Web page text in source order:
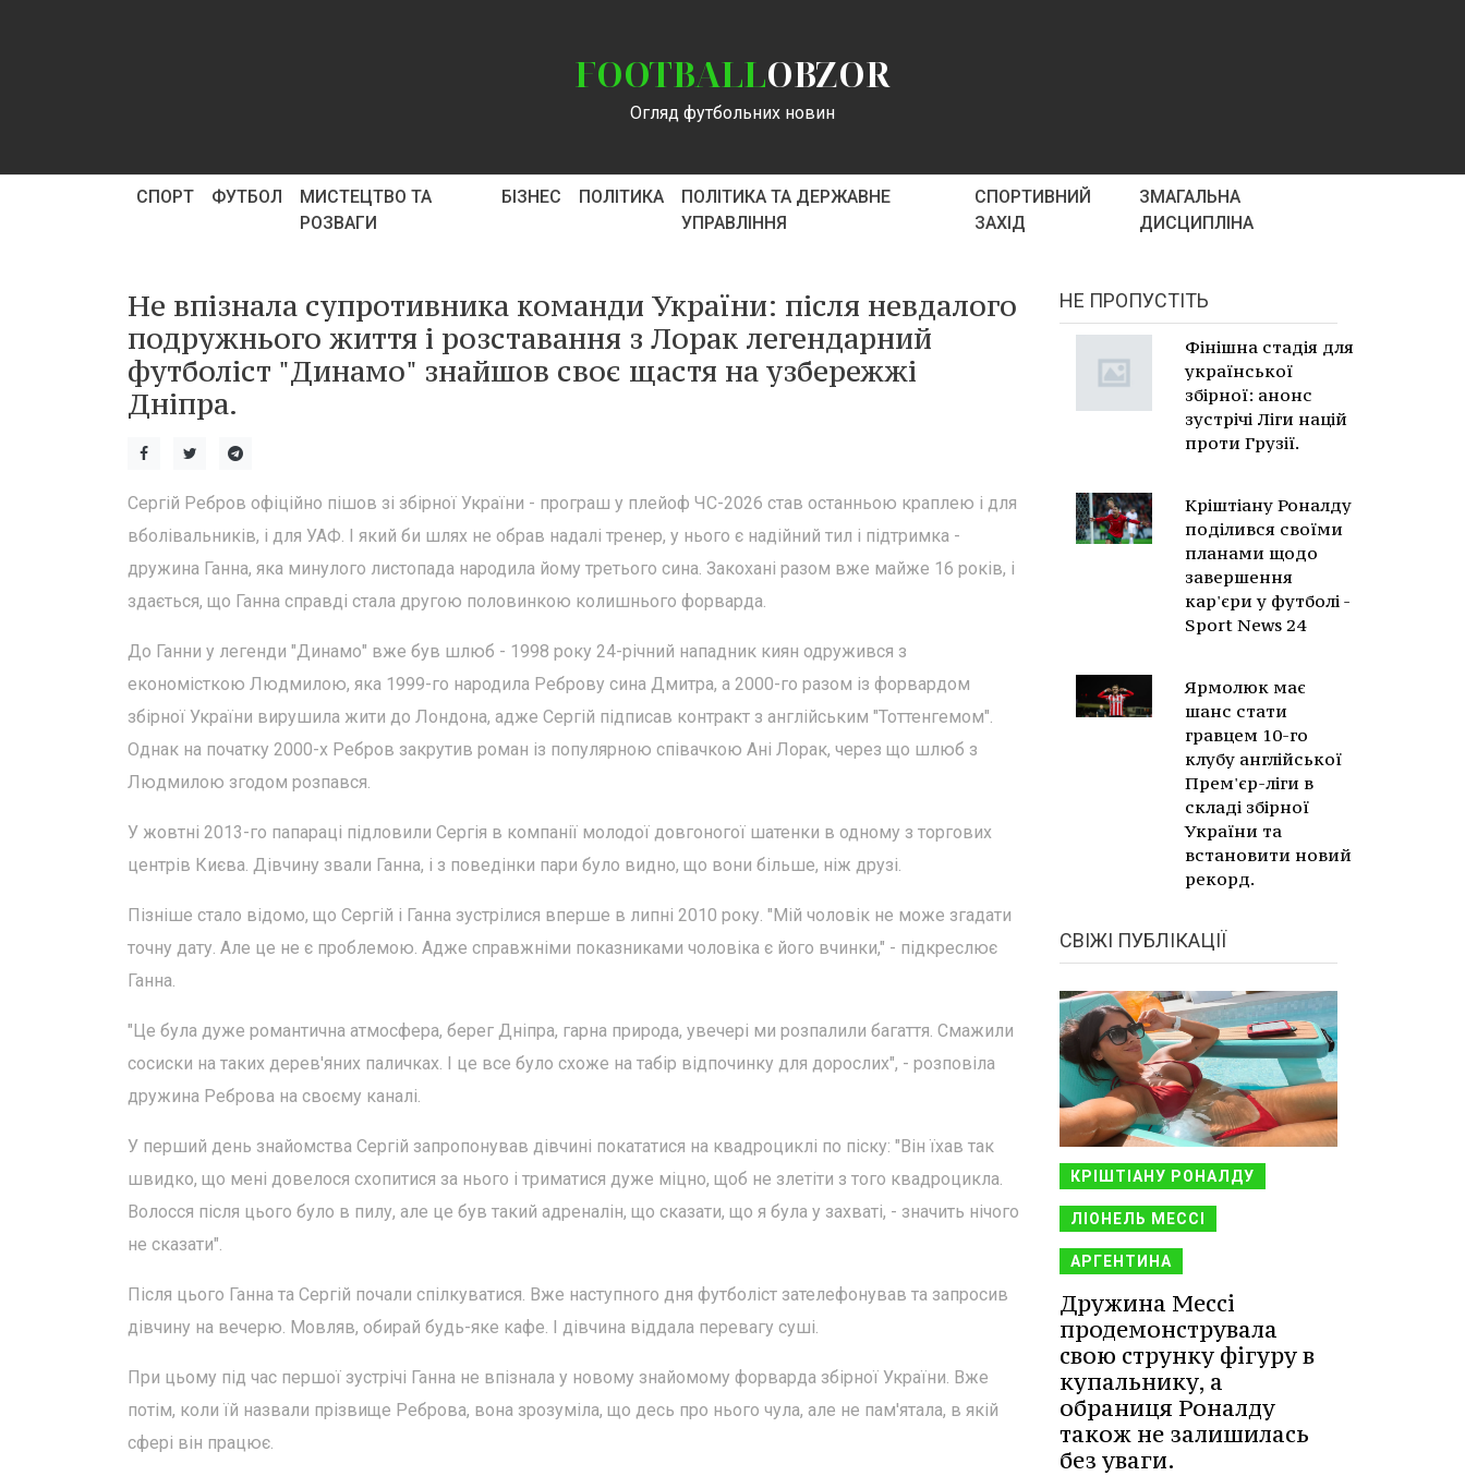
FOOTBALLOBZOR
Огляд футбольних новин
СПОРТ ФУТБОЛ
МИСТЕЦТВО ТА
РОЗВАГИ
БІЗНЕС ПОЛІТИКА
ПОЛІТИКА ТА ДЕРЖАВНЕ
УПРАВЛІННЯ
СПОРТИВНИЙ
ЗАХІД
ЗМАГАЛЬНА
ДИСЦИПЛІНА
Не впізнала супротивника команди України: після невдалого
подружнього життя і розставання з Лорак легендарний
футболіст "Динамо" знайшов своє щастя на узбережжі
Дніпра.
Сергій Ребров офіційно пішов зі збірної України - програш у плейоф ЧС-2026 став останньою краплею і для
вболівальників, і для УАФ. І який би шлях не обрав надалі тренер, у нього є надійний тил і підтримка -
дружина Ганна, яка минулого листопада народила йому третього сина. Закохані разом вже майже 16 років, і
здається, що Ганна справді стала другою половинкою колишнього форварда.
До Ганни у легенди "Динамо" вже був шлюб - 1998 року 24-річний нападник киян одружився з
економісткою Людмилою, яка 1999-го народила Реброву сина Дмитра, а 2000-го разом із форвардом
збірної України вирушила жити до Лондона, адже Сергій підписав контракт з англійським "Тоттенгемом".
Однак на початку 2000-х Ребров закрутив роман із популярною співачкою Ані Лорак, через що шлюб з
Людмилою згодом розпався.
У жовтні 2013-го папараці підловили Сергія в компанії молодої довгоногої шатенки в одному з торгових
центрів Києва. Дівчину звали Ганна, і з поведінки пари було видно, що вони більше, ніж друзі.
Пізніше стало відомо, що Сергій і Ганна зустрілися вперше в липні 2010 року. "Мій чоловік не може згадати
точну дату. Але це не є проблемою. Адже справжніми показниками чоловіка є його вчинки," - підкреслює
Ганна.
"Це була дуже романтична атмосфера, берег Дніпра, гарна природа, увечері ми розпалили багаття. Смажили
сосиски на таких дерев'яних паличках. І це все було схоже на табір відпочинку для дорослих", - розповіла
дружина Реброва на своєму каналі.
У перший день знайомства Сергій запропонував дівчині покататися на квадроциклі по піску: "Він їхав так
швидко, що мені довелося схопитися за нього і триматися дуже міцно, щоб не злетіти з того квадроцикла.
Волосся після цього було в пилу, але це був такий адреналін, що сказати, що я була у захваті, - значить нічого
не сказати".
Після цього Ганна та Сергій почали спілкуватися. Вже наступного дня футболіст зателефонував та запросив
дівчину на вечерю. Мовляв, обирай будь-яке кафе. І дівчина віддала перевагу суші.
При цьому під час першої зустрічі Ганна не впізнала у новому знайомому форварда збірної України. Вже
потім, коли їй назвали прізвище Реброва, вона зрозуміла, що десь про нього чула, але не пам'ятала, в якій
сфері він працює.
НЕ ПРОПУСТІТЬ
Фінішна стадія для
української
збірної: анонс
зустрічі Ліги націй
проти Грузії.
Кріштіану Роналду
поділився своїми
планами щодо
завершення
кар'єри у футболі -
Sport News 24
Ярмолюк має
шанс стати
гравцем 10-го
клубу англійської
Прем'єр-ліги в
складі збірної
України та
встановити новий
рекорд.
СВІЖІ ПУБЛІКАЦІЇ
КРІШТІАНУ РОНАЛДУ
ЛІОНЕЛЬ МЕССІ
АРГЕНТИНА
Дружина Мессі
продемонструвала
свою струнку фігуру в
купальнику, а
обраниця Роналду
також не залишилась
без уваги.